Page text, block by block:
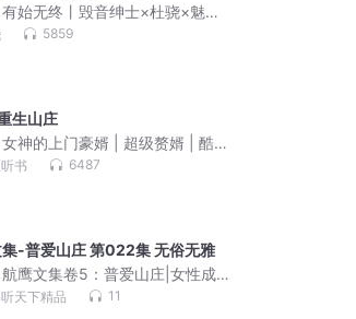
有始无终丨毁音绅士×杜骁×魅影
仪宁死 原著丨三男主BE美学
5859
生山庄
女神的上门豪婿 | 超级赘婿 | 酷匠
书 6487
-普爱山庄 第022集 无俗无雅
航鹰文集卷5：普爱山庄|女性成
缘家庭|情感
天下精品 11